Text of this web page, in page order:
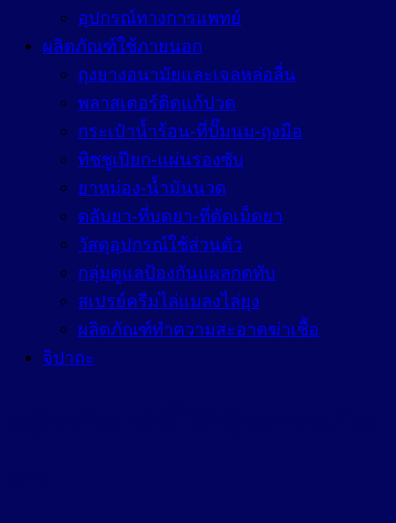
อุปกรณ์ทางการแพทย์
ผลิตภัณฑ์ใช้ภายนอก
ถุงยางอนามัยและเจลหล่อลื่น
พลาสเตอร์ติดแก้ปวด
กระเป๋าน้ำร้อน-ที่ปั๊มนม-ถุงมือ
ทิชชูเปียก-แผ่นรองซับ
ยาหม่อง-น้ำมันนวด
ตลับยา-ที่บดยา-ที่ตัดเม็ดยา
วัสดุอุปกรณ์ใช้ส่วนตัว
กลุ่มดูแลป้องกันแผลกดทับ
สเปรย์ครีมไล่แมลงไล่ยุง
ผลิตภัณฑ์ทำความสะอาดฆ่าเชื้อ
จิปาถะ